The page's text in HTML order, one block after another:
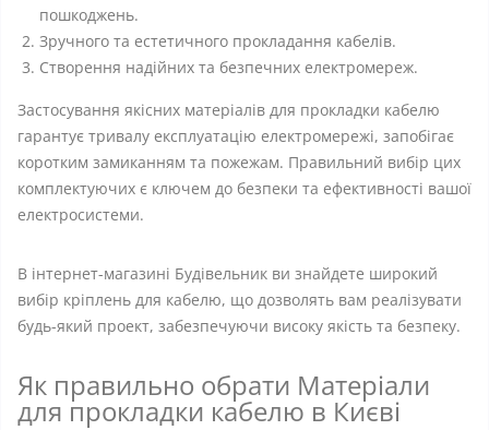
пошкоджень.
Зручного та естетичного прокладання кабелів.
Створення надійних та безпечних електромереж.
Застосування якісних матеріалів для прокладки кабелю
гарантує тривалу експлуатацію електромережі, запобігає
коротким замиканням та пожежам. Правильний вибір цих
комплектуючих є ключем до безпеки та ефективності вашої
електросистеми.
В інтернет-магазині Будівельник ви знайдете широкий
вибір кріплень для кабелю, що дозволять вам реалізувати
будь-який проект, забезпечуючи високу якість та безпеку.
Як правильно обрати Матеріали
для прокладки кабелю в Києві